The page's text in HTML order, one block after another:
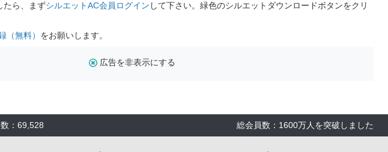
たら、まずシルエットAC会員ログイン して下さい。緑色のシルエットダウンロードボタンをクリ
（無料） をお願いします。
広告を非表示にする
：69,528 総会員数：1600万人を突破しました